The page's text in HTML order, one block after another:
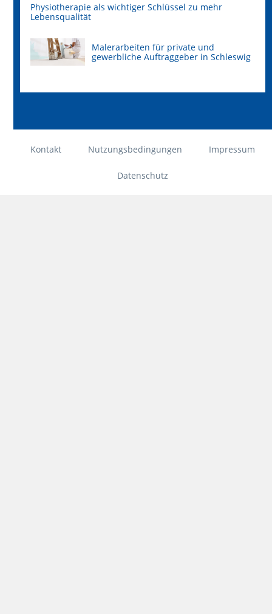
Physiotherapie als wichtiger Schlüssel zu mehr
Lebensqualität
Malerarbeiten für private und
gewerbliche Auftraggeber in Schleswig
Kontakt Nutzungsbedingungen Impressum
Datenschutz